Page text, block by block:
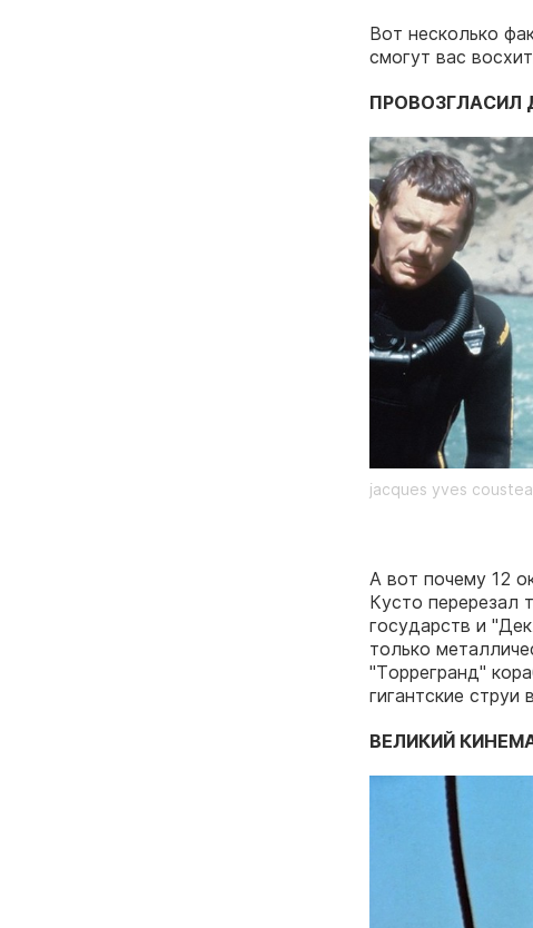
Вот несколько
смогут вас
ПРОВОЗГЛАСИЛ
jacques yves
А вот почему 12
Кусто перерезал
государств и
только
"Торрегранд"
гигантские
ВЕЛИКИЙ